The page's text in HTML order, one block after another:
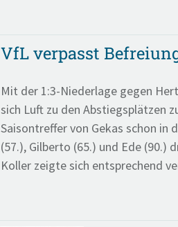
VfL verpasst
Mit der 1:3-Niederlage gegen
sich Luft zu den Abstiegsplätzen
Saisontreffer von Gekas schon in
(57.), Gilberto (65.) und Ede (90.)
Koller zeigte sich entsprechend